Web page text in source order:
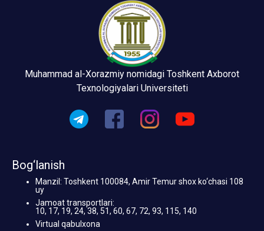
Muhammad al-Xorazmiy nomidagi Toshkent Axborot
Texnologiyalari Universiteti
Bog‘lanish
Manzil: Toshkent 100084, Amir Temur shox ko‘chasi 108
uy
Jamoat transportlari:
10, 17, 19, 24, 38, 51, 60, 67, 72, 93, 115, 140
Virtual qabulxona